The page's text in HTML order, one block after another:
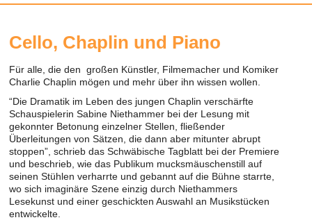
Cello, Chaplin und Piano
Für alle, die den großen Künstler, Filmemacher und Komiker
Charlie Chaplin mögen und mehr über ihn wissen wollen.
“Die Dramatik im Leben des jungen Chaplin verschärfte
Schauspielerin Sabine Niethammer bei der Lesung mit
gekonnter Betonung einzelner Stellen, fließender
Überleitungen von Sätzen, die dann aber mitunter abrupt
stoppen”, schrieb das Schwäbische Tagblatt bei der Premiere
und beschrieb, wie das Publikum mucksmäuschenstill auf
seinen Stühlen verharrte und gebannt auf die Bühne starrte,
wo sich imaginäre Szene einzig durch Niethammers
Lesekunst und einer geschickten Auswahl an Musikstücken
entwickelte.